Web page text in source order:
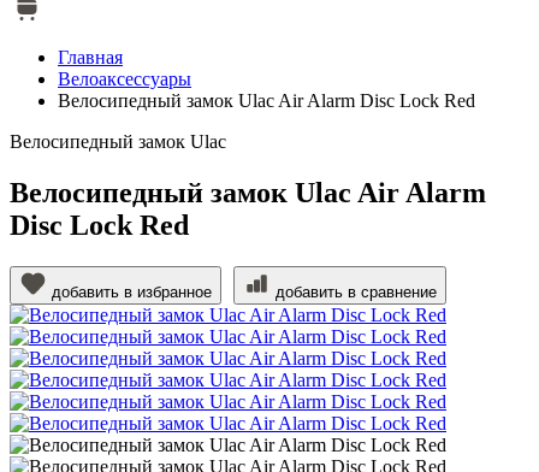
Главная
Велоаксессуары
Велосипедный замок Ulac Air Alarm Disc Lock Red
Велосипедный замок Ulac
Велосипедный замок Ulac Air Alarm
Disc Lock Red
добавить в избранное добавить в сравнение